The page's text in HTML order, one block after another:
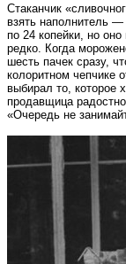
Стаканчик
взять наполнитель
по 24 копейки, но
редко. Когда
шесть пачек сразу,
колоритном чепчике
выбирал то, которое
продавщица
«Очередь не